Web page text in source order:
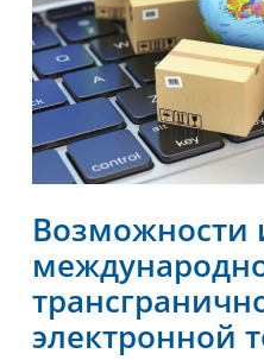
Возможности
электронной